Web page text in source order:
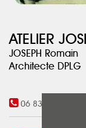
ATELIER
JOSEPH Romain
Architecte DPLG
06 83 02 59 00